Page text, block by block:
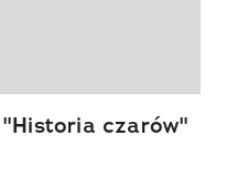
czarów"